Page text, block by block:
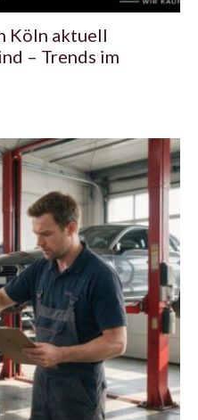
Köln aktuell
– Trends im